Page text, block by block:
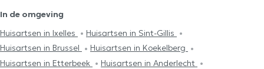
In de omgeving
Huisartsen in Ixelles
Huisartsen in Sint-Gillis
Huisartsen in Brussel
Huisartsen in Koekelberg
Huisartsen in Etterbeek
Huisartsen in Anderlecht